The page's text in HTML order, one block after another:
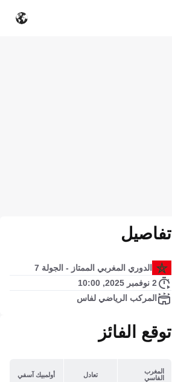
تفاصيل
الدوري المغربي الممتاز - الجولة 7
2 نوفمبر 2025, 10:00
المركب الرياضي لفاس
توقع الفائز
المغرب
الفاسي
تعادل أولمبيك آسفي